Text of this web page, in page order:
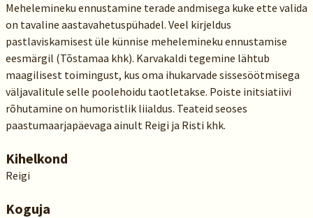
Mehelemineku ennustamine terade andmisega kuke ette valida
on tavaline aastavahetuspühadel. Veel kirjeldus
pastlaviskamisest üle künnise mehelemineku ennustamise
eesmärgil (Tõstamaa khk). Karvakaldi tegemine lähtub
maagilisest toimingust, kus oma ihukarvade sissesöötmisega
väljavalitule selle poolehoidu taotletakse. Poiste initsiatiivi
rõhutamine on humoristlik liialdus. Teateid seoses
paastumaarjapäevaga ainult Reigi ja Risti khk.
Kihelkond
Reigi
Koguja